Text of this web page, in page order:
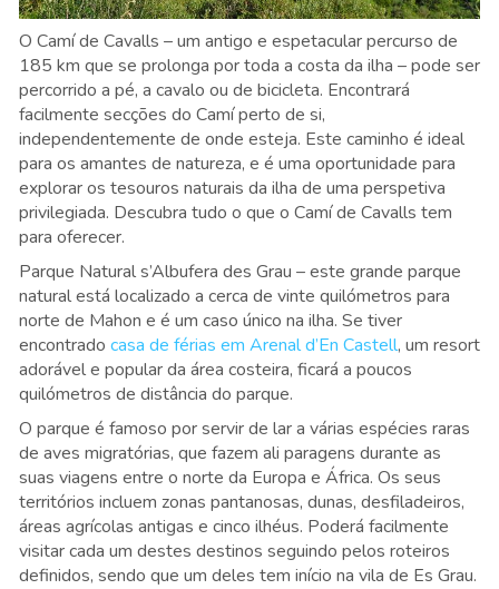
O Camí de Cavalls – um antigo e espetacular percurso de
185 km que se prolonga por toda a costa da ilha – pode ser
percorrido a pé, a cavalo ou de bicicleta. Encontrará
facilmente secções do Camí perto de si,
independentemente de onde esteja. Este caminho é ideal
para os amantes de natureza, e é uma oportunidade para
explorar os tesouros naturais da ilha de uma perspetiva
privilegiada. Descubra tudo o que o Camí de Cavalls tem
para oferecer.
Parque Natural s’Albufera des Grau – este grande parque
natural está localizado a cerca de vinte quilómetros para
norte de Mahon e é um caso único na ilha. Se tiver
encontrado casa de férias em Arenal d’En Castell, um resort
adorável e popular da área costeira, ficará a poucos
quilómetros de distância do parque.
O parque é famoso por servir de lar a várias espécies raras
de aves migratórias, que fazem ali paragens durante as
suas viagens entre o norte da Europa e África. Os seus
territórios incluem zonas pantanosas, dunas, desfiladeiros,
áreas agrícolas antigas e cinco ilhéus. Poderá facilmente
visitar cada um destes destinos seguindo pelos roteiros
definidos, sendo que um deles tem início na vila de Es Grau.